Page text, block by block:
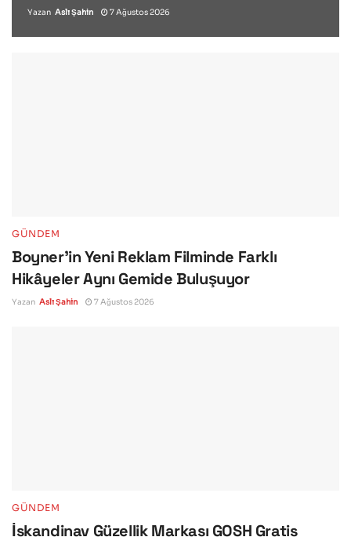
Yazan Aslı Şahin 7 Ağustos 2026
GÜNDEM
Boyner’in Yeni Reklam Filminde Farklı
Hikâyeler Aynı Gemide Buluşuyor
Yazan Aslı Şahin 7 Ağustos 2026
GÜNDEM
İskandinav Güzellik Markası GOSH Gratis